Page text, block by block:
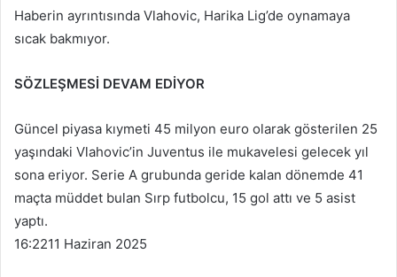
Haberin ayrıntısında Vlahovic, Harika Lig’de oynamaya
sıcak bakmıyor.
SÖZLEŞMESİ DEVAM EDİYOR
Güncel piyasa kıymeti 45 milyon euro olarak gösterilen 25
yaşındaki Vlahovic’in Juventus ile mukavelesi gelecek yıl
sona eriyor. Serie A grubunda geride kalan dönemde 41
maçta müddet bulan Sırp futbolcu, 15 gol attı ve 5 asist
yaptı.
16:2211 Haziran 2025